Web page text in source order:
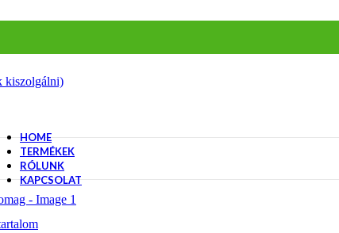
kiszolgálni)
HOME
TERMÉKEK
RÓLUNK
KAPCSOLAT